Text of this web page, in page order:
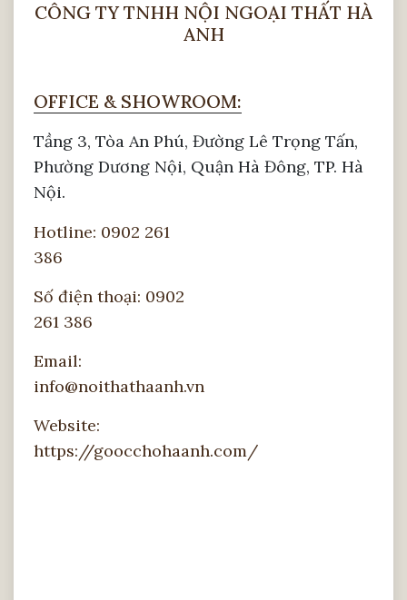
CÔNG TY TNHH NỘI NGOẠI THẤT HÀ
ANH
OFFICE & SHOWROOM:
Tầng 3, Tòa An Phú, Đường Lê Trọng Tấn,
Phường Dương Nội, Quận Hà Đông, TP. Hà
Nội.
Hotline: 0902 261
386
Số điện thoại: 0902
261 386
Email:
info@noithathaanh.vn
Website:
https://goocchohaanh.com/